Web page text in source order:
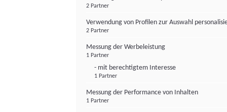
2 Partner
Verwendung von Profilen zur Auswahl
2 Partner
Messung der Werbeleistung
1 Partner
- mit berechtigtem Interesse
1 Partner
Messung der Performance von Inhalten
1 Partner